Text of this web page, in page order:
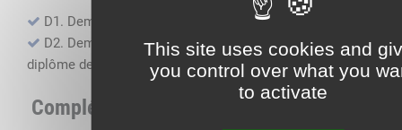
This site uses cookies and
you control over what you
to activate
D1. Demande d’attestation de capacité professionnelle
D2. Demande de certificat attestant l'obtention du
diplôme de capacité professionnelle
Compléments, suivi financier